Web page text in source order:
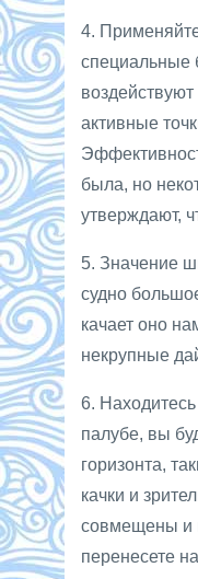
4.
специальные
активные
была, но
утверждают,
5. Значение
судно
качает оно
некрупные
6.
палубе, вы
горизонта,
качки и
совмещены и
перенесете